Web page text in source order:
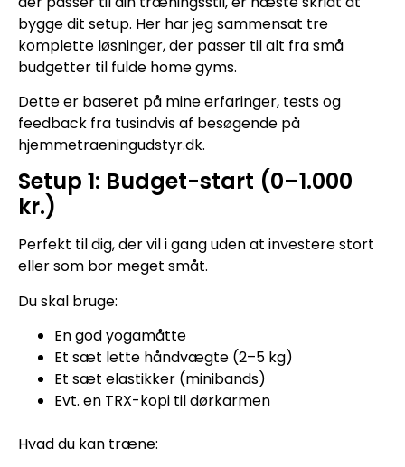
bygge dit setup. Her har jeg sammensat tre
komplette løsninger, der passer til alt fra små
budgetter til fulde home gyms.
Dette er baseret på mine erfaringer, tests og
feedback fra tusindvis af besøgende på
hjemmetraeningudstyr.dk.
Setup 1: Budget-start (0–1.000
kr.)
Perfekt til dig, der vil i gang uden at investere stort
eller som bor meget småt.
Du skal bruge:
En god yogamåtte
Et sæt lette håndvægte (2–5 kg)
Et sæt elastikker (minibands)
Evt. en TRX-kopi til dørkarmen
Hvad du kan træne: